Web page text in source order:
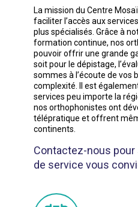
La mission du Centre
faciliter l’accès aux
plus spécialisés. Grâce à
formation continue, nos
pouvoir offrir une grande
soit pour le dépistage,
sommes à l’écoute de vos
complexité. Il est
services peu importe la
nos orthophonistes ont
télépratique et offrent
continents.
Contactez-nous
de service vous